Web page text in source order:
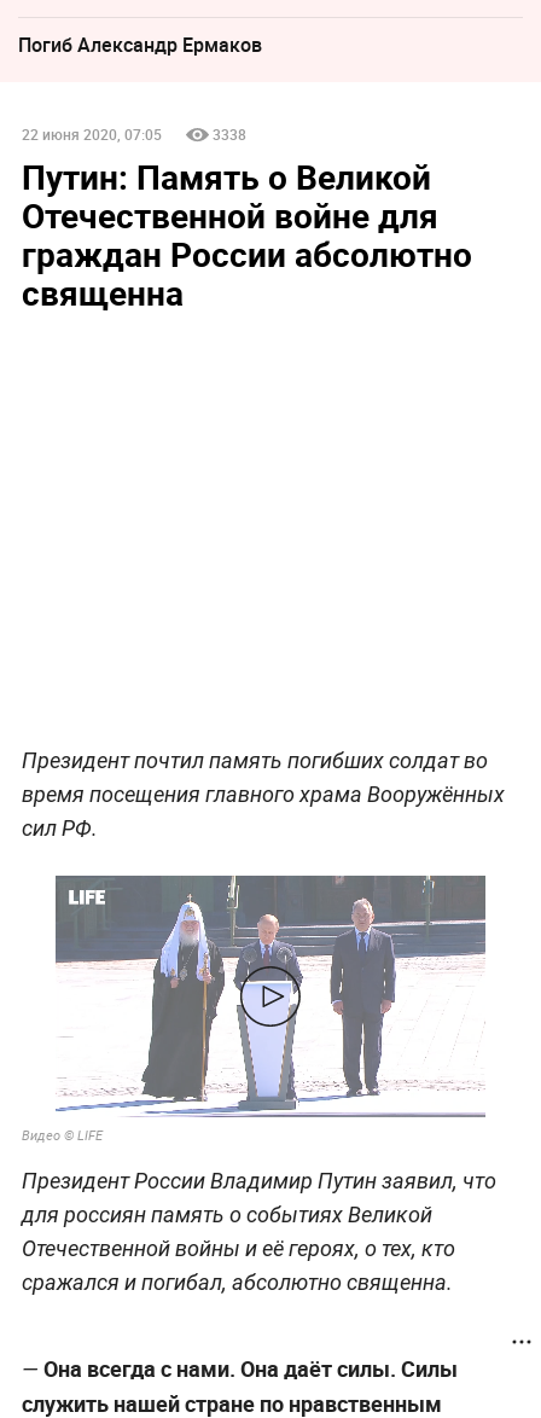
Погиб Александр Ермаков
22 июня 2020, 07:05 3338
Путин: Память о Великой
Отечественной войне для
граждан России абсолютно
священна
Президент почтил память погибших солдат во
время посещения главного храма Вооружённых
сил РФ.
Видео © LIFE
Президент России Владимир Путин заявил, что
для россиян память о событиях Великой
Отечественной войны и её героях, о тех, кто
сражался и погибал, абсолютно священна.
— Она всегда с нами. Она даёт силы. Силы
служить нашей стране по нравственным